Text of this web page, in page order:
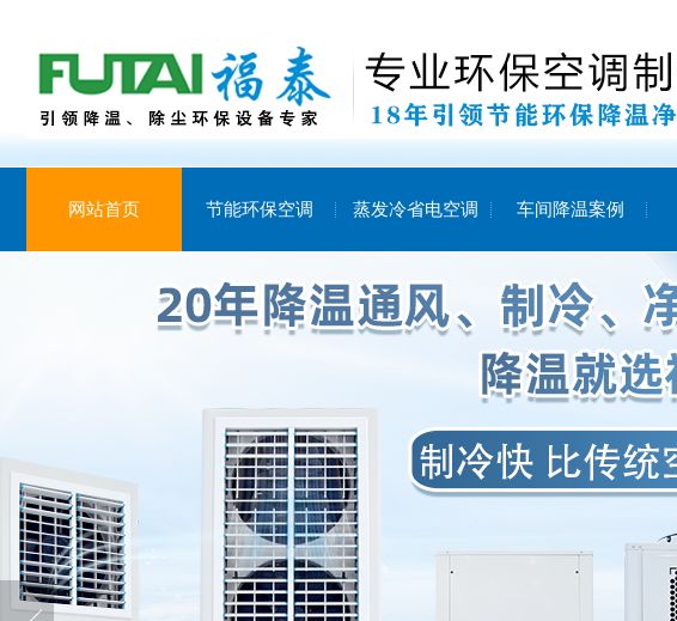
网站首页 节能环保空调 蒸发冷省电空调 车间降温案例